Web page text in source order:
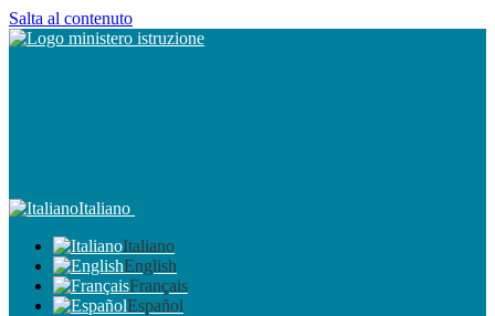
Salta al contenuto
Italiano
Italiano
English
Français
Español